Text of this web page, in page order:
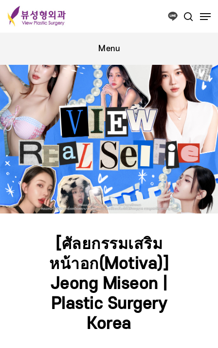
[ศัลยกรรมเสริม
หน้าอก(Motiva)]
Jeong Miseon |
Plastic Surgery
Korea